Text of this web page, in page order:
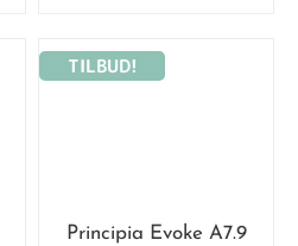
TILBUD!
Principia Evoke A7.9